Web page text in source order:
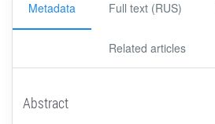
Metadata Full text (RUS)
Related articles
Abstract